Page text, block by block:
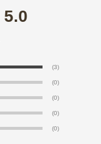
5.0
(3)
(0)
(0)
(0)
(0)